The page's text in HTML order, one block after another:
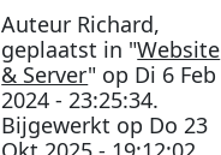
Auteur Richard,
geplaatst in "Website
& Server" op Di 6 Feb
2024 - 23:25:34.
Bijgewerkt op Do 23